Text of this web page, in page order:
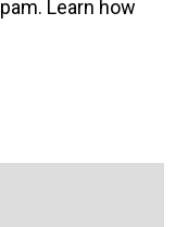
Learn how